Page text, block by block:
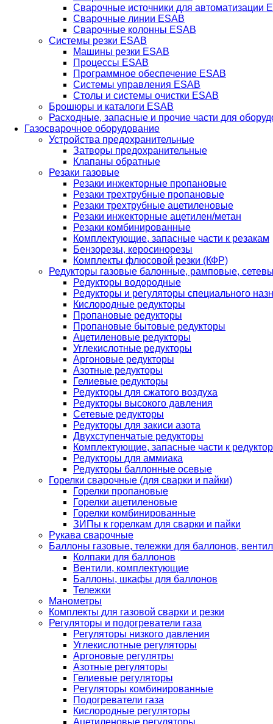
Сварочные источники для автоматизации
Сварочные линии ESAB
Сварочные колонны ESAB
Системы резки ESAB
Машины резки ESAB
Процессы ESAB
Программное обеспечение ESAB
Системы управления ESAB
Столы и системы очистки ESAB
Брошюры и каталоги ESAB
Расходные, запасные и прочие части для
Газосварочное оборудование
Устройства предохранительные
Затворы предохранительные
Клапаны обратные
Резаки газовые
Резаки инжекторные пропановые
Резаки трехтрубные пропановые
Резаки трехтрубные ацетиленовые
Резаки инжекторные ацетилен/метан
Резаки комбинированные
Комплектующие, запасные части к резакам
Бензорезы, керосинорезы
Комплекты флюсовой резки (КФР)
Редукторы газовые балонные, рамповые,
Редукторы водородные
Редукторы и регуляторы специального
Кислородные редукторы
Пропановые редукторы
Пропановые бытовые редукторы
Ацетиленовые редукторы
Углекислотные редукторы
Аргоновые редукторы
Азотные редукторы
Гелиевые редукторы
Редукторы для сжатого воздуха
Редукторы высокого давления
Сетевые редукторы
Редукторы для закиси азота
Двухступенчатые редукторы
Комплектующие, запасные части к
Редукторы для аммиака
Редукторы баллонные осевые
Горелки сварочные (для сварки и пайки)
Горелки пропановые
Горелки ацетиленовые
Горелки комбинированные
ЗИПы к горелкам для сварки и пайки
Рукава сварочные
Баллоны газовые, тележки для баллонов,
Колпаки для баллонов
Вентили, комплектующие
Баллоны, шкафы для баллонов
Тележки
Манометры
Комплекты для газовой сварки и резки
Регуляторы и подогреватели газа
Регуляторы низкого давления
Углекислотные регуляторы
Аргоновые регулятры
Азотные регуляторы
Гелиевые регуляторы
Регуляторы комбинированные
Подогреватели газа
Кислородные регуляторы
Ацетиленовые регуляторы